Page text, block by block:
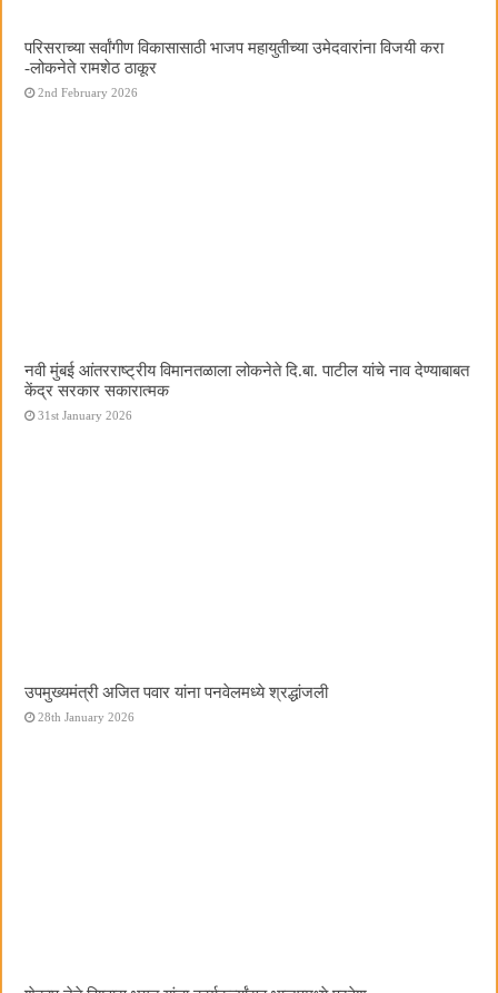
परिसराच्या सर्वांगीण विकासासाठी भाजप महायुतीच्या उमेदवारांना विजयी करा
-लोकनेते रामशेठ ठाकूर
2nd February 2026
नवी मुंबई आंतरराष्ट्रीय विमानतळाला लोकनेते दि.बा. पाटील यांचे नाव देण्याबाबत
केंद्र सरकार सकारात्मक
31st January 2026
उपमुख्यमंत्री अजित पवार यांना पनवेलमध्ये श्रद्धांजली
28th January 2026